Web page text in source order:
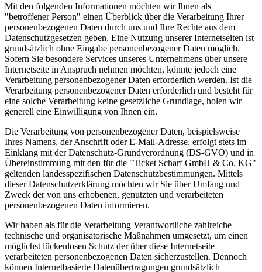
Mit den folgenden Informationen möchten wir Ihnen als
"betroffener Person" einen Überblick über die Verarbeitung Ihrer
personenbezogenen Daten durch uns und Ihre Rechte aus dem
Datenschutzgesetzen geben. Eine Nutzung unserer Internetseiten ist
grundsätzlich ohne Eingabe personenbezogener Daten möglich.
Sofern Sie besondere Services unseres Unternehmens über unsere
Internetseite in Anspruch nehmen möchten, könnte jedoch eine
Verarbeitung personenbezogener Daten erforderlich werden. Ist die
Verarbeitung personenbezogener Daten erforderlich und besteht für
eine solche Verarbeitung keine gesetzliche Grundlage, holen wir
generell eine Einwilligung von Ihnen ein.
Die Verarbeitung von personenbezogener Daten, beispielsweise
Ihres Namens, der Anschrift oder E-Mail-Adresse, erfolgt stets im
Einklang mit der Datenschutz-Grundverordnung (DS-GVO) und in
Übereinstimmung mit den für die "Ticket Scharf GmbH & Co. KG"
geltenden landesspezifischen Datenschutzbestimmungen. Mittels
dieser Datenschutzerklärung möchten wir Sie über Umfang und
Zweck der von uns erhobenen, genutzten und verarbeiteten
personenbezogenen Daten informieren.
Wir haben als für die Verarbeitung Verantwortliche zahlreiche
technische und organisatorische Maßnahmen umgesetzt, um einen
möglichst lückenlosen Schutz der über diese Internetseite
verarbeiteten personenbezogenen Daten sicherzustellen. Dennoch
können Internetbasierte Datenübertragungen grundsätzlich